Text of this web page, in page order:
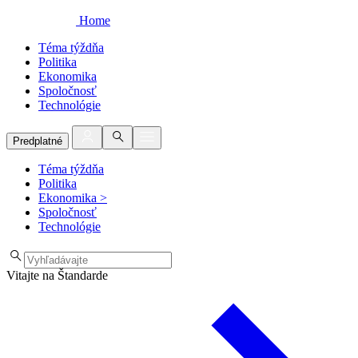
Home
Téma týždňa
Politika
Ekonomika
Spoločnosť
Technológie
Predplatné
Téma týždňa
Politika
Ekonomika >
Spoločnosť
Technológie
Vitajte na Štandarde